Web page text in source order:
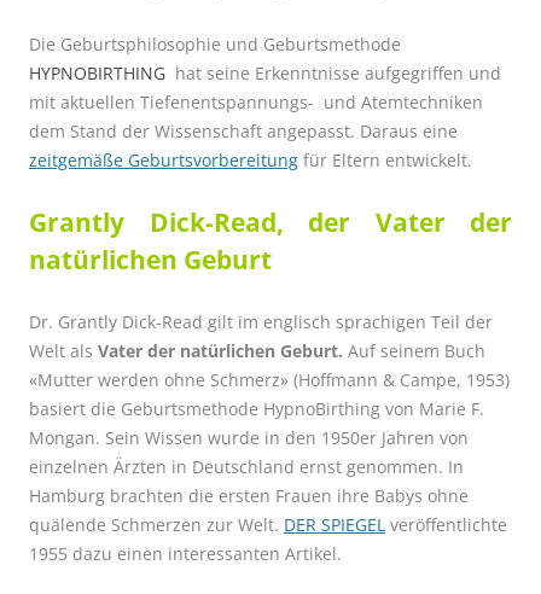
Die Geburtsphilosophie und Geburtsmethode
HYPNOBIRTHING hat seine Erkenntnisse aufgegriffen und
mit aktuellen Tiefenentspannungs- und Atemtechniken
dem Stand der Wissenschaft angepasst. Daraus eine
zeitgemäße Geburtsvorbereitung für Eltern entwickelt.
Grantly Dick-Read, der Vater der
natürlichen Geburt
Dr. Grantly Dick-Read gilt im englisch sprachigen Teil der
Welt als Vater der natürlichen Geburt. Auf seinem Buch
«Mutter werden ohne Schmerz» (Hoffmann & Campe, 1953)
basiert die Geburtsmethode HypnoBirthing von Marie F.
Mongan. Sein Wissen wurde in den 1950er Jahren von
einzelnen Ärzten in Deutschland ernst genommen. In
Hamburg brachten die ersten Frauen ihre Babys ohne
quälende Schmerzen zur Welt. DER SPIEGEL veröffentlichte
1955 dazu einen interessanten Artikel.